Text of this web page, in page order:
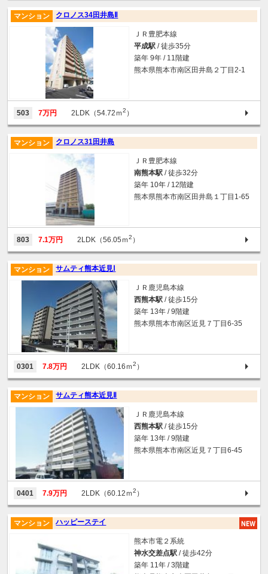
クロノス34田井島Ⅱ
マンション
ＪＲ豊肥本線
平成駅 / 徒歩35分
築年 9年 / 11階建
熊本県熊本市南区田井島２丁目2-1
503 7万円 2LDK（54.72ｍ2 ）
クロノス31田井島
マンション
ＪＲ豊肥本線
南熊本駅 / 徒歩32分
築年 10年 / 12階建
熊本県熊本市南区田井島１丁目1-65
803 7.1万円 2LDK（56.05ｍ2 ）
サムティ熊本近見Ⅰ
マンション
ＪＲ鹿児島本線
西熊本駅 / 徒歩15分
築年 13年 / 9階建
熊本県熊本市南区近見７丁目6-35
0301 7.8万円 2LDK（60.16ｍ2 ）
サムティ熊本近見Ⅱ
マンション
ＪＲ鹿児島本線
西熊本駅 / 徒歩15分
築年 13年 / 9階建
熊本県熊本市南区近見７丁目6-45
0401 7.9万円 2LDK（60.12ｍ2 ）
ハッピーステイ
マンション
熊本市電２系統
神水交差点駅 / 徒歩42分
築年 11年 / 3階建